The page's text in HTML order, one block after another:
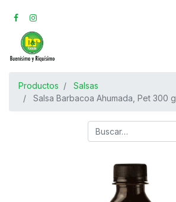
Productos
Salsas
Salsa Barbacoa Ahumada, Pet 300 g